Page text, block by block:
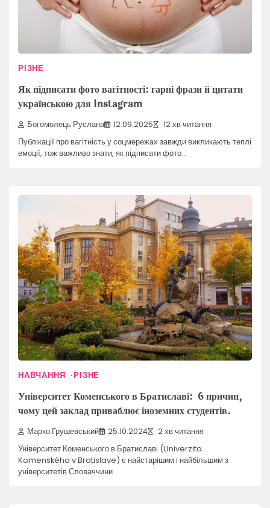
РІЗНЕ
Як підписати фото вагітності: гарні фрази й цитати
українською для Instagram
Богомолець Руслана 12.09.2025 12 хв читання
Публікації про вагітність у соцмережах завжди викликають теплі
емоції, тож важливо знати, як підписати фото…
НАВЧАННЯ РІЗНЕ
Університет Коменського в Братиславі: 6 причин,
чому цей заклад приваблює іноземних студентів.
Марко Грушевський 25.10.2024 2 хв читання
Університет Коменського в Братиславі (Univerzita
Komenského v Bratislave) є найстарішим і найбільшим з
університетів Словаччини…